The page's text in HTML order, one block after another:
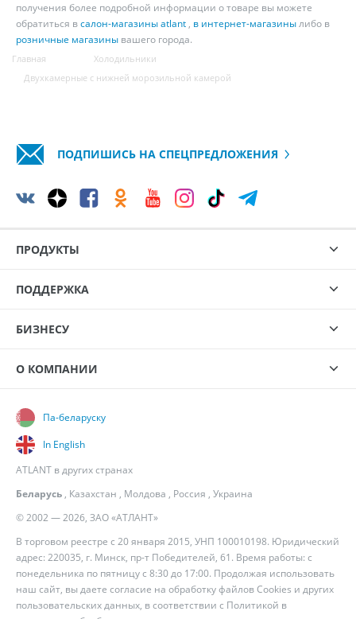
получения более подробной информации о товаре вы можете
обратиться всалон-магазины atlant , в интернет-магазинылибо в
розничные магазины вашего города.
Главная
Холодильники
Двухкамерные с нижней морозильной камерой
ПОДПИШИСЬ НА СПЕЦПРЕДЛОЖЕНИЯ
ПРОДУКТЫ
ПОДДЕРЖКА
БИЗНЕСУ
О КОМПАНИИ
© 2002 — 2026, ЗАО «АТЛАНТ»
В торговом реестре с 20 января 2015, УНП 100010198. Юридический
адрес: 220035, г. Минск, пр-т Победителей, 61. Время работы: с
понедельника по пятницу с 8:30 до 17:00. Продолжая использовать
наш сайт, вы даете согласие на обработку файлов Cookies и других
пользовательских данных, в соответствии с Политикой в
Па-беларуску
In English
ATLANT в других странах
Беларусь , Казахстан , Молдова , Россия , Украина